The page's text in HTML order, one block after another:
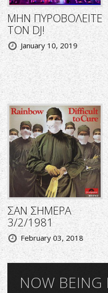
ΜΗΝ ΠΥΡΟΒΟΛΕΙΤΕ
ΤΟΝ DJ!
January 10, 2019
ΣΑΝ ΣΗΜΕΡΑ
3/2/1981
February 03, 2018
NOW BEING